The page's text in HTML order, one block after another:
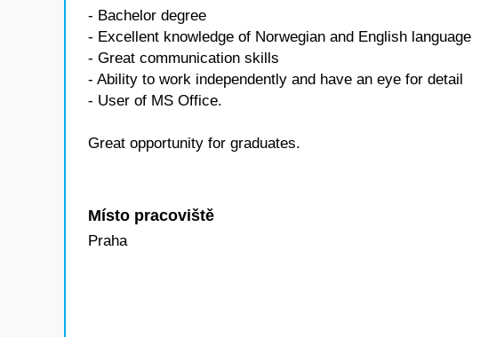
- Bachelor degree
- Excellent knowledge of Norwegian and English language
- Great communication skills
- Ability to work independently and have an eye for detail
- User of MS Office.
Great opportunity for graduates.
Místo pracoviště
Praha